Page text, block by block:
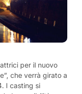
per il nuovo
che verrà girato a
I casting si